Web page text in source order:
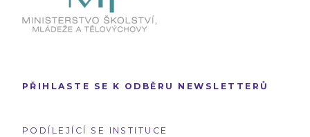
PŘIHLASTE SE K ODBĚRU NEWSLETTERŮ
PODÍLEJÍCÍ SE INSTITUCE